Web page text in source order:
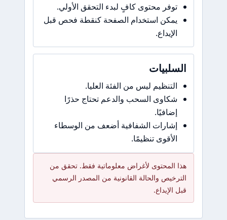
توفر محتوى كافٍ لبدء التحقق الأولي.
يمكن استخدام الصفحة كنقطة فحص قبل
الإيداع.
السلبيات
التنظيم ليس من الفئة العليا.
شكاوى السحب والدعم تحتاج حذرًا
إضافيًا.
إشارات الشفافية أضعف من الوسطاء
الأقوى تنظيمًا.
هذا المحتوى لأغراض معلوماتية فقط. تحقق من
الترخيص والحالة القانونية من المصدر الرسمي
قبل الإيداع.